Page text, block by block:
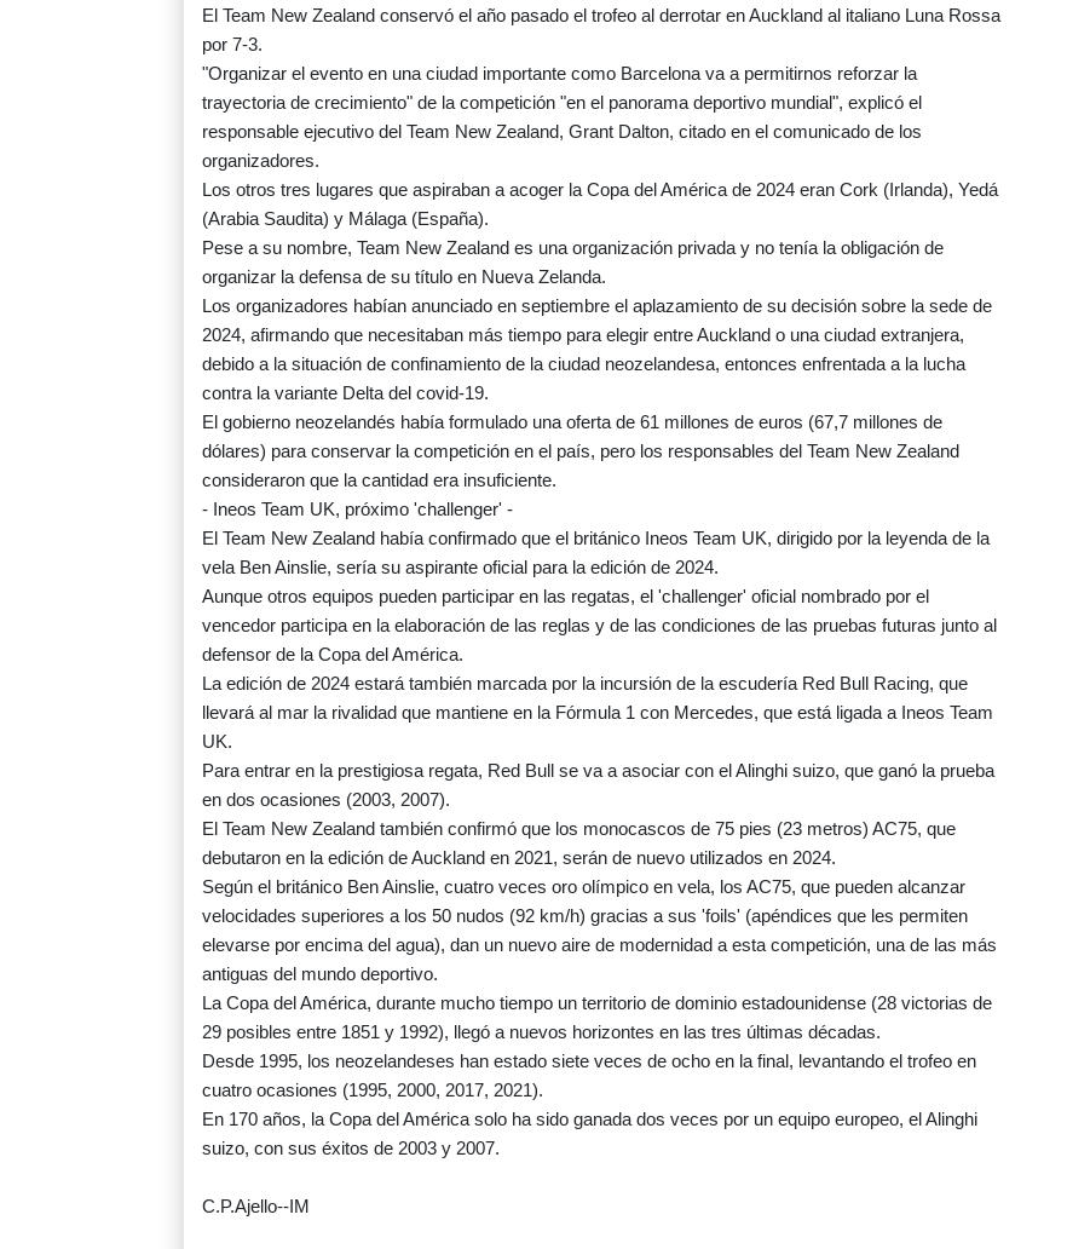
El Team New Zealand conservó el año pasado el trofeo al derrotar en Auckland al italiano Luna Rossa
por 7-3.
"Organizar el evento en una ciudad importante como Barcelona va a permitirnos reforzar la
trayectoria de crecimiento" de la competición "en el panorama deportivo mundial", explicó el
responsable ejecutivo del Team New Zealand, Grant Dalton, citado en el comunicado de los
organizadores.
Los otros tres lugares que aspiraban a acoger la Copa del América de 2024 eran Cork (Irlanda), Yedá
(Arabia Saudita) y Málaga (España).
Pese a su nombre, Team New Zealand es una organización privada y no tenía la obligación de
organizar la defensa de su título en Nueva Zelanda.
Los organizadores habían anunciado en septiembre el aplazamiento de su decisión sobre la sede de
2024, afirmando que necesitaban más tiempo para elegir entre Auckland o una ciudad extranjera,
debido a la situación de confinamiento de la ciudad neozelandesa, entonces enfrentada a la lucha
contra la variante Delta del covid-19.
El gobierno neozelandés había formulado una oferta de 61 millones de euros (67,7 millones de
dólares) para conservar la competición en el país, pero los responsables del Team New Zealand
consideraron que la cantidad era insuficiente.
- Ineos Team UK, próximo 'challenger' -
El Team New Zealand había confirmado que el británico Ineos Team UK, dirigido por la leyenda de la
vela Ben Ainslie, sería su aspirante oficial para la edición de 2024.
Aunque otros equipos pueden participar en las regatas, el 'challenger' oficial nombrado por el
vencedor participa en la elaboración de las reglas y de las condiciones de las pruebas futuras junto al
defensor de la Copa del América.
La edición de 2024 estará también marcada por la incursión de la escudería Red Bull Racing, que
llevará al mar la rivalidad que mantiene en la Fórmula 1 con Mercedes, que está ligada a Ineos Team
UK.
Para entrar en la prestigiosa regata, Red Bull se va a asociar con el Alinghi suizo, que ganó la prueba
en dos ocasiones (2003, 2007).
El Team New Zealand también confirmó que los monocascos de 75 pies (23 metros) AC75, que
debutaron en la edición de Auckland en 2021, serán de nuevo utilizados en 2024.
Según el británico Ben Ainslie, cuatro veces oro olímpico en vela, los AC75, que pueden alcanzar
velocidades superiores a los 50 nudos (92 km/h) gracias a sus 'foils' (apéndices que les permiten
elevarse por encima del agua), dan un nuevo aire de modernidad a esta competición, una de las más
antiguas del mundo deportivo.
La Copa del América, durante mucho tiempo un territorio de dominio estadounidense (28 victorias de
29 posibles entre 1851 y 1992), llegó a nuevos horizontes en las tres últimas décadas.
Desde 1995, los neozelandeses han estado siete veces de ocho en la final, levantando el trofeo en
cuatro ocasiones (1995, 2000, 2017, 2021).
En 170 años, la Copa del América solo ha sido ganada dos veces por un equipo europeo, el Alinghi
suizo, con sus éxitos de 2003 y 2007.
C.P.Ajello--IM